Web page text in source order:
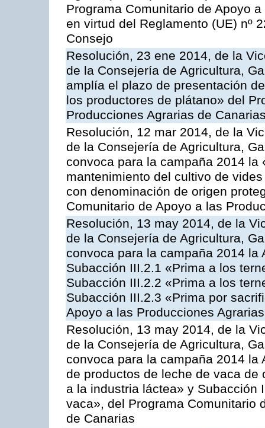
Programa Comunitario de Apoyo
en virtud del Reglamento (UE) nº
Consejo
Resolución, 23 ene 2014, de la
de la Consejería de Agricultura,
amplía el plazo de presentación
los productores de plátano» del
Producciones Agrarias de
Resolución, 12 mar 2014, de la
de la Consejería de Agricultura,
convoca para la campaña 2014 la
mantenimiento del cultivo de
con denominación de origen
Comunitario de Apoyo a las
Resolución, 13 may 2014, de la
de la Consejería de Agricultura,
convoca para la campaña 2014
Subacción III.2.1 «Prima a los
Subacción III.2.2 «Prima a los
Subacción III.2.3 «Prima por
Apoyo a las Producciones
Resolución, 13 may 2014, de la
de la Consejería de Agricultura,
convoca para la campaña 2014
de productos de leche de vaca
a la industria láctea» y Subacción
vaca», del Programa Comunitario
de Canarias